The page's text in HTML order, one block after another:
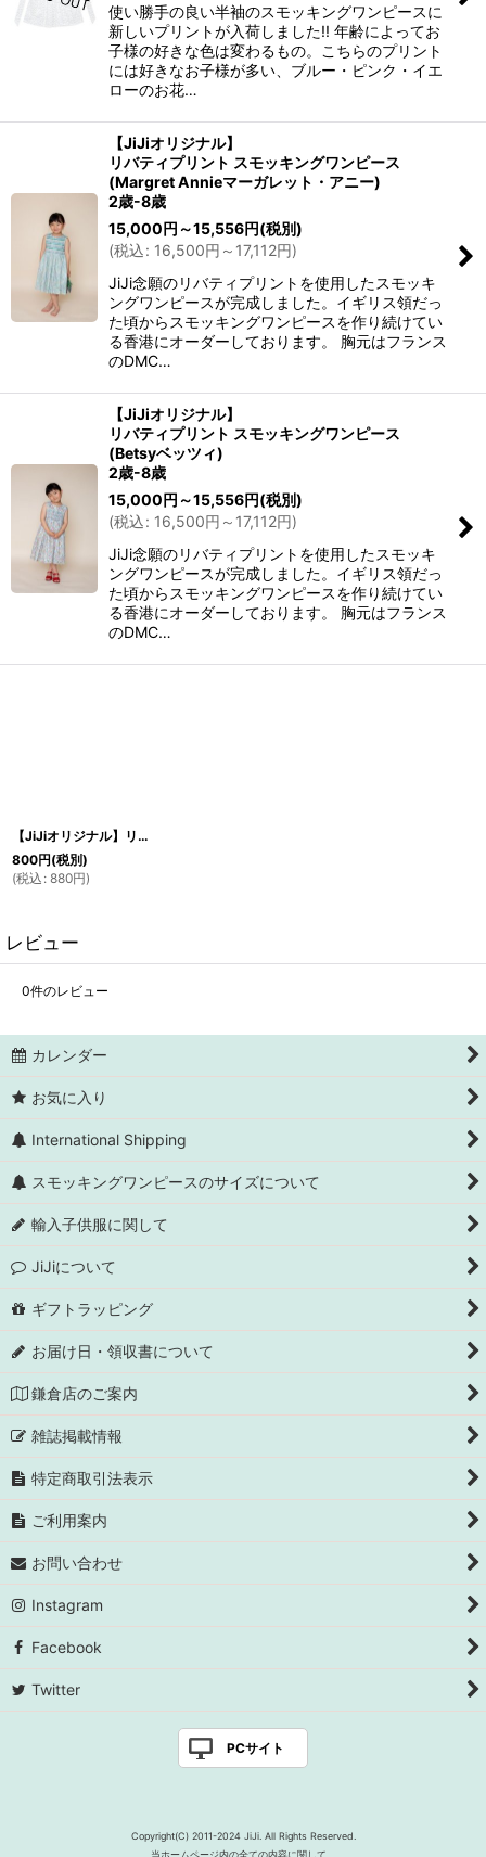
使い勝手の良い半袖のスモッキングワンピースに
新しいプリントが入荷しました!! 年齢によってお
子様の好きな色は変わるもの。こちらのプリント
には好きなお子様が多い、ブルー・ピンク・イエ
ローのお花…
【JiJiオリジナル】
リバティプリント スモッキングワンピース
(Margret Annieマーガレット・アニー)
2歳-8歳
15,000円 ～15,556円(税別)
(税込: 16,500円 ～17,112円)
JiJi念願のリバティプリントを使用したスモッキ
ングワンピースが完成しました。イギリス領だっ
た頃からスモッキングワンピースを作り続けてい
る香港にオーダーしております。 胸元はフランス
のDMC…
【JiJiオリジナル】
リバティプリント スモッキングワンピース
(Betsyベッツィ)
2歳-8歳
15,000円 ～15,556円(税別)
(税込: 16,500円 ～17,112円)
JiJi念願のリバティプリントを使用したスモッキ
ングワンピースが完成しました。イギリス領だっ
た頃からスモッキングワンピースを作り続けてい
る香港にオーダーしております。 胸元はフランス
のDMC…
【JiJiオリジナル】リボンカチューシャ7パターン
800円(税別)
(税込 : 880円)
レビュー
0件のレビュー
カレンダー
お気に入り
International Shipping
スモッキングワンピースのサイズについて
輸入子供服に関して
JiJiについて
ギフトラッピング
お届け日・領収書について
鎌倉店のご案内
雑誌掲載情報
特定商取引法表示
ご利用案内
お問い合わせ
Instagram
Facebook
Twitter
PCサイト
Copyright(C) 2011-2024 JiJi. All Rights Reserved.
当ホームページ内の全ての内容に関して、